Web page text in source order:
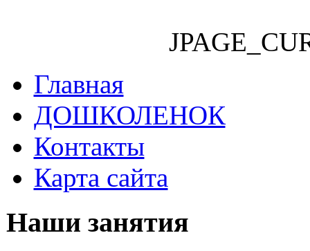
Главная
ДОШКОЛЕНОК
Контакты
Карта сайта
Наши занятия